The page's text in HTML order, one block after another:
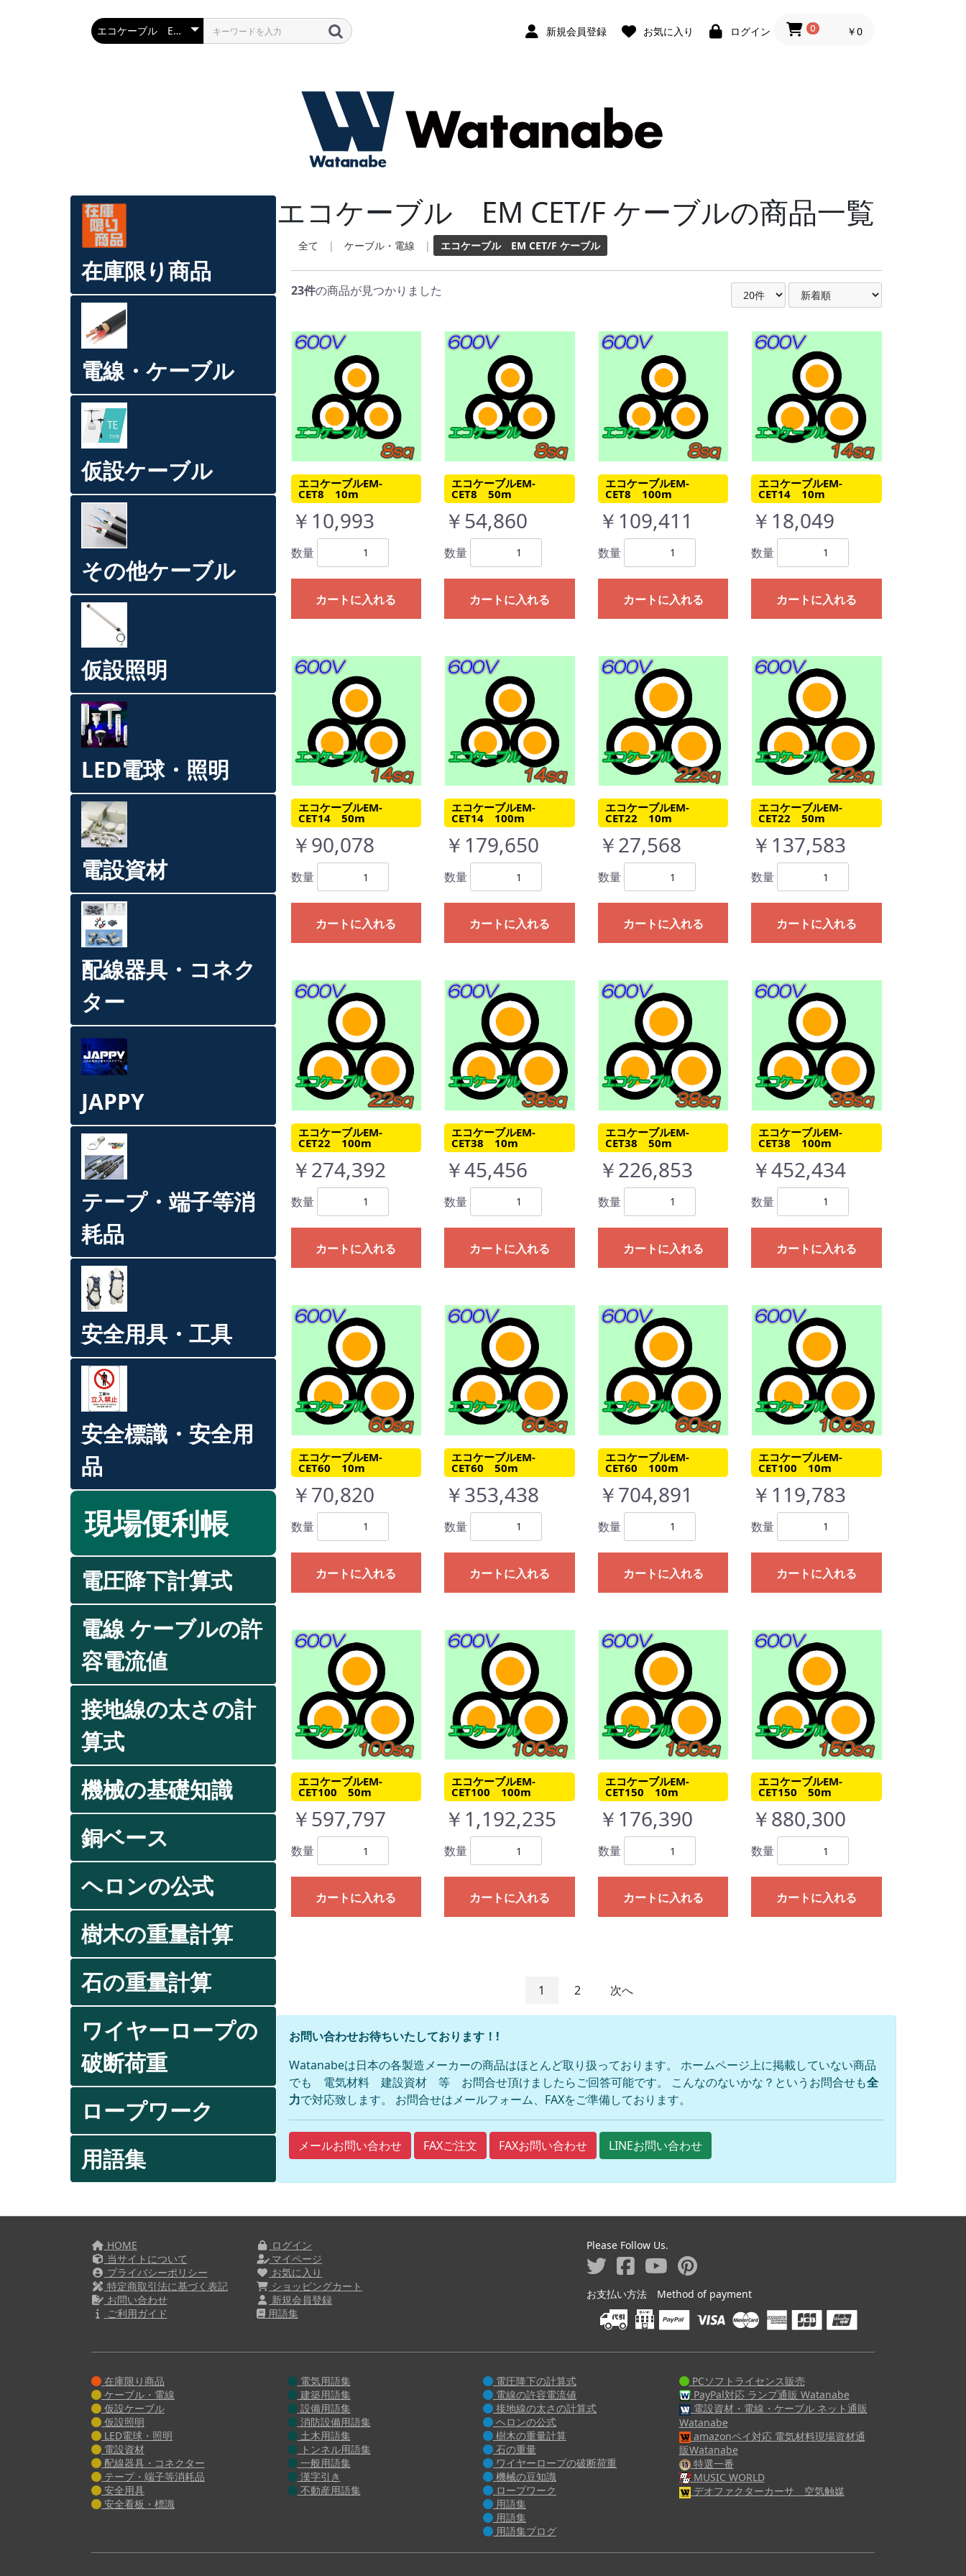
新規会員登録 お気に入り ログイン 0 ￥0
在庫限り商品
電線・ケーブル
仮設ケーブル
その他ケーブル
仮設照明
LED電球・照明
電設資材
配線器具・コネク
ター
JAPPY
テープ・端子等消
耗品
安全用具・工具
安全標識・安全用
品
現場便利帳
電圧降下計算式
電線 ケーブルの許
容電流値
接地線の太さの計
算式
機械の基礎知識
銅ベース
ヘロンの公式
樹木の重量計算
石の重量計算
ワイヤーロープの
破断荷重
ロープワーク
用語集
エコケーブル EM CET/F ケーブルの商品一覧
全て | ケーブル・電線 | エコケーブル EM CET/F ケーブル
23件の商品が見つかりました
エコケーブルEM-
CET8 10m
￥10,993
数量
カートに入れる
エコケーブルEM-
CET8 50m
￥54,860
数量
カートに入れる
エコケーブルEM-
CET8 100m
￥109,411
数量
カートに入れる
エコケーブルEM-
CET14 10m
￥18,049
数量
カートに入れる
エコケーブルEM-
CET14 50m
￥90,078
数量
カートに入れる
エコケーブルEM-
CET14 100m
￥179,650
数量
カートに入れる
エコケーブルEM-
CET22 10m
￥27,568
数量
カートに入れる
エコケーブルEM-
CET22 50m
￥137,583
数量
カートに入れる
エコケーブルEM-
CET22 100m
￥274,392
数量
カートに入れる
エコケーブルEM-
CET38 10m
￥45,456
数量
カートに入れる
エコケーブルEM-
CET38 50m
￥226,853
数量
カートに入れる
エコケーブルEM-
CET38 100m
￥452,434
数量
カートに入れる
エコケーブルEM-
CET60 10m
￥70,820
数量
カートに入れる
エコケーブルEM-
CET60 50m
￥353,438
数量
カートに入れる
エコケーブルEM-
CET60 100m
￥704,891
数量
カートに入れる
エコケーブルEM-
CET100 10m
￥119,783
数量
カートに入れる
エコケーブルEM-
CET100 50m
￥597,797
数量
カートに入れる
エコケーブルEM-
CET100 100m
￥1,192,235
数量
カートに入れる
エコケーブルEM-
CET150 10m
￥176,390
数量
カートに入れる
エコケーブルEM-
CET150 50m
￥880,300
数量
カートに入れる
1 2 次へ
お問い合わせお待ちいたしております！!
Watanabeは日本の各製造メーカーの商品はほとんど取り扱っております。 ホームページ上に掲載していない商品
でも 電気材料 建設資材 等 お問合せ頂けましたらご回答可能です。 こんなのないかな？というお問合せも全
力で対応致します。 お問合せはメールフォーム、FAXをご準備しております。
メールお問い合わせ FAXご注文 FAXお問い合わせ LINEお問い合わせ
HOME
当サイトについて
プライバシーポリシー
特定商取引法に基づく表記
お問い合わせ
ご利用ガイド
ログイン
マイページ
お気に入り
ショッピングカート
新規会員登録
用語集
Please Follow Us.
お支払い方法 Method of payment
在庫限り商品
ケーブル・電線
仮設ケーブル
仮設照明
LED電球・照明
電設資材
配線器具・コネクター
テープ・端子等消耗品
安全用具
安全看板・標識
電気用語集
建築用語集
設備用語集
消防設備用語集
土木用語集
トンネル用語集
一般用語集
漢字引き
不動産用語集
電圧降下の計算式
電線の許容電流値
接地線の太さの計算式
ヘロンの公式
樹木の重量計算
石の重量
ワイヤーロープの破断荷重
機械の豆知識
ロープワーク
用語集
用語集
用語集ブログ
PCソフトライセンス販売
PayPal対応 ランプ通販 Watanabe
電設資材・電線・ケーブル ネット通販
Watanabe
amazonペイ対応 電気材料現場資材通
販Watanabe
特選一番
MUSIC WORLD
デオファクターカーサ 空気触媒